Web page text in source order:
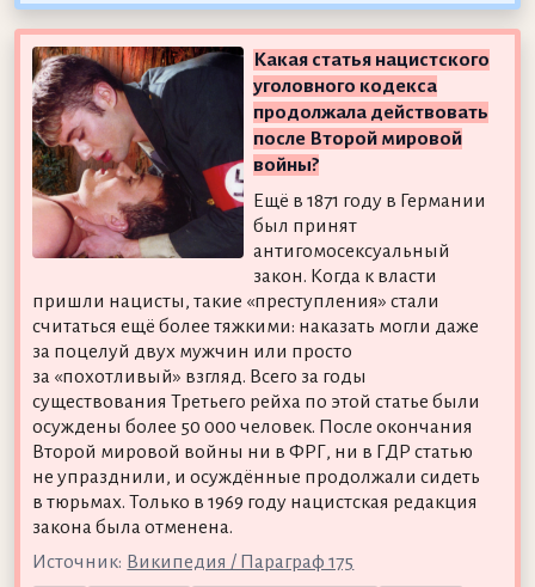
Какая статья нацистского
уголовного кодекса
продолжала действовать
после Второй мировой
войны?
Ещё в 1871 году в Германии
был принят
антигомосексуальный
закон. Когда к власти
пришли нацисты, такие «преступления» стали
считаться ещё более тяжкими: наказать могли даже
за поцелуй двух мужчин или просто
за «похотливый» взгляд. Всего за годы
существования Третьего рейха по этой статье были
осуждены более 50 000 человек. После окончания
Второй мировой войны ни в ФРГ, ни в ГДР статью
не упразднили, и осуждённые продолжали сидеть
в тюрьмах. Только в 1969 году нацистская редакция
закона была отменена.
Источник: Википедия / Параграф 175